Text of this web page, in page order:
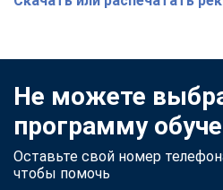
Не можете
программу
Оставьте свой номер
чтобы помочь